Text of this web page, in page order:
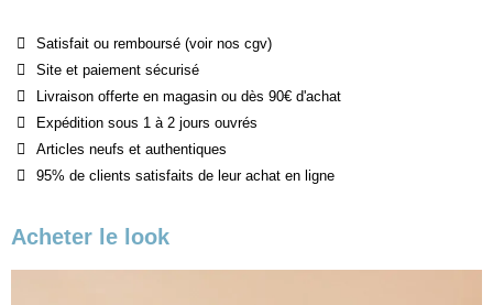
Satisfait ou remboursé (voir nos cgv)
Site et paiement sécurisé
Livraison offerte en magasin ou dès 90€ d'achat
Expédition sous 1 à 2 jours ouvrés
Articles neufs et authentiques
95% de clients satisfaits de leur achat en ligne
Acheter le look